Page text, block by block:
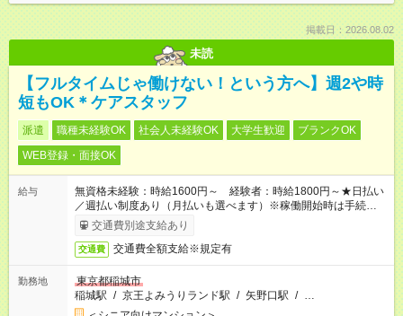
掲載日：2026.08.02
未読
【フルタイムじゃ働けない！という方へ】週2や時
短もOK＊ケアスタッフ
派遣 職種未経験OK 社会人未経験OK 大学生歓迎
ブランクOK
WEB登録・面接OK
給与
無資格未経験：時給1600円～ 経験者：時給1800円～★日払い
／週払い制度あり（月払いも選べます）※稼働開始時は手続き完
了次第のお支払いとなります。
交通費別途支給あり
交通費 交通費全額支給※規定有
勤務地
東京都稲城市
稲城駅 / 京王よみうりランド駅 / 矢野口駅 / …